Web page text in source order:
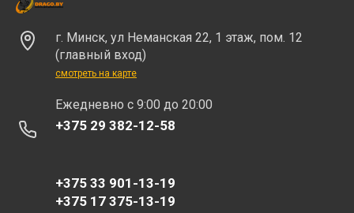
г. Минск, ул Неманская 22, 1 этаж, пом. 12
(главный вход)
смотреть на карте
Eжедневно с 9:00 до 20:00
+375 29 382-12-58
+375 33 901-13-19
+375 17 375-13-19